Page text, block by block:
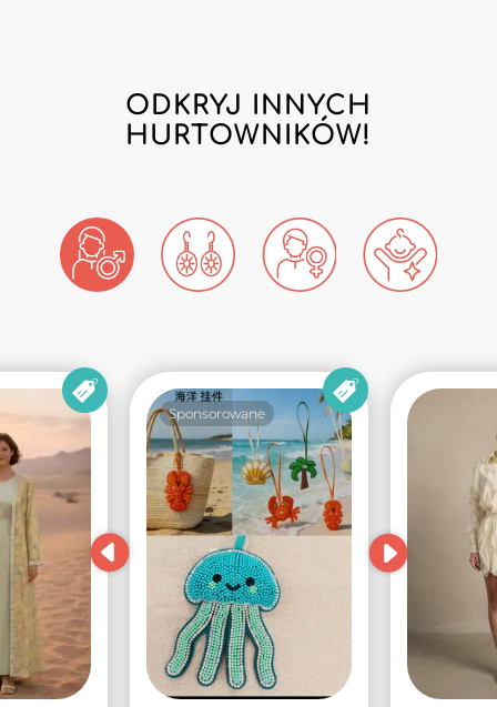
ODKRYJ INNYCH
HURTOWNIKÓW!
Sponsorowane